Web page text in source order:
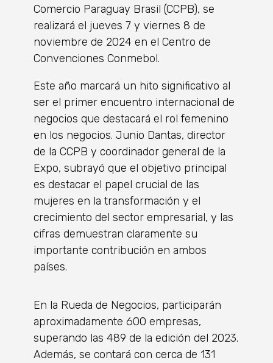
Comercio Paraguay Brasil (CCPB), se
realizará el jueves 7 y viernes 8 de
noviembre de 2024 en el Centro de
Convenciones Conmebol.
Este año marcará un hito significativo al
ser el primer encuentro internacional de
negocios que destacará el rol femenino
en los negocios. Junio Dantas, director
de la CCPB y coordinador general de la
Expo, subrayó que el objetivo principal
es destacar el papel crucial de las
mujeres en la transformación y el
crecimiento del sector empresarial, y las
cifras demuestran claramente su
importante contribución en ambos
países.
En la Rueda de Negocios, participarán
aproximadamente 600 empresas,
superando las 489 de la edición del 2023.
Además, se contará con cerca de 131